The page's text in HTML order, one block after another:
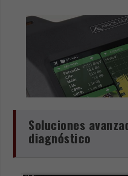
Soluciones
diagnóstico